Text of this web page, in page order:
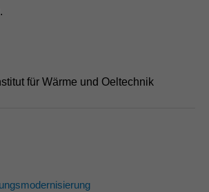
für Wärme und Oeltechnik